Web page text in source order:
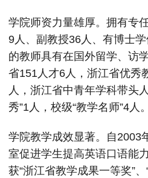
学院师资力量雄厚。拥有专
9人、副教授36人、有博士
的教师具有在国外留学、访
省151人才6人，浙江省优秀
人，浙江省中青年学科带头
秀”1人，校级“教学名师”4人。
学院教学成效显著。自2003
室促进学生提高英语口语能
获“浙江省教学成果一等奖”